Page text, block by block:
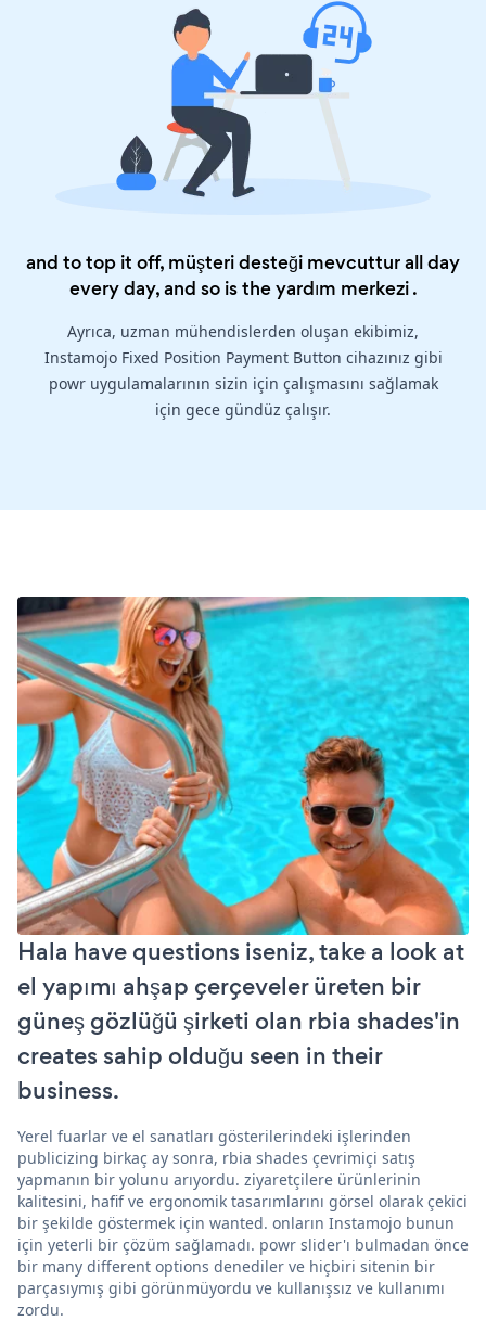
and to top it off, müşteri desteği mevcuttur all day
every day, and so is theyardım merkezi.
Ayrıca, uzman mühendislerden oluşan ekibimiz,
Instamojo Fixed Position Payment Button cihazınız gibi
powr uygulamalarının sizin için çalışmasını sağlamak
için gece gündüz çalışır.
Hala have questions iseniz, take a look at
el yapımı ahşap çerçeveler üreten bir
güneş gözlüğü şirketi olan rbia shades'in
creates sahip olduğu seen in their
business.
Yerel fuarlar ve el sanatları gösterilerindeki işlerinden
publicizing birkaç ay sonra, rbia shades çevrimiçi satış
yapmanın bir yolunu arıyordu. ziyaretçilere ürünlerinin
kalitesini, hafif ve ergonomik tasarımlarını görsel olarak çekici
bir şekilde göstermek için wanted. onların Instamojo bunun
için yeterli bir çözüm sağlamadı. powr slider'ı bulmadan önce
bir many different options denediler ve hiçbiri sitenin bir
parçasıymış gibi görünmüyordu ve kullanışsız ve kullanımı
zordu.